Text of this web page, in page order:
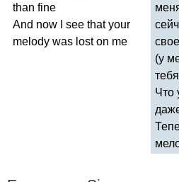
than fine
And now see that your
melody was lost on me
(у
Что